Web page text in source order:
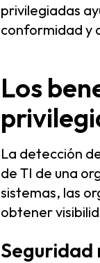
privilegiadas
conformidad y
Los
La detección
de TI de una
sistemas, las
obtener
Seguridad